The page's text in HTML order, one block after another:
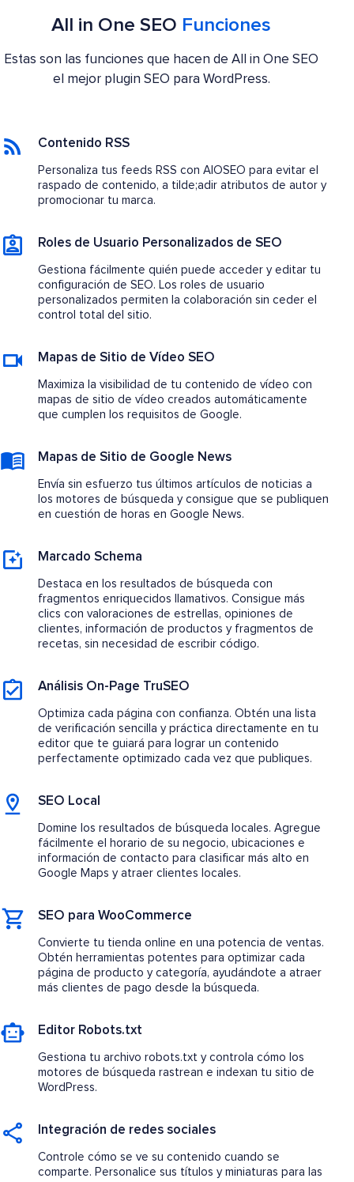
All in One SEO Funciones
Estas son las funciones que hacen de All in One SEO
el mejor plugin SEO para WordPress.
Contenido RSS
Personaliza tus feeds RSS con AIOSEO para evitar el
raspado de contenido, a tilde;adir atributos de autor y
promocionar tu marca.
Roles de Usuario Personalizados de SEO
Gestiona fácilmente quién puede acceder y editar tu
configuración de SEO. Los roles de usuario
personalizados permiten la colaboración sin ceder el
control total del sitio.
Mapas de Sitio de Vídeo SEO
Maximiza la visibilidad de tu contenido de vídeo con
mapas de sitio de vídeo creados automáticamente
que cumplen los requisitos de Google.
Mapas de Sitio de Google News
Envía sin esfuerzo tus últimos artículos de noticias a
los motores de búsqueda y consigue que se publiquen
en cuestión de horas en Google News.
Marcado Schema
Destaca en los resultados de búsqueda con
fragmentos enriquecidos llamativos. Consigue más
clics con valoraciones de estrellas, opiniones de
clientes, información de productos y fragmentos de
recetas, sin necesidad de escribir código.
Análisis On-Page TruSEO
Optimiza cada página con confianza. Obtén una lista
de verificación sencilla y práctica directamente en tu
editor que te guiará para lograr un contenido
perfectamente optimizado cada vez que publiques.
SEO Local
Domine los resultados de búsqueda locales. Agregue
fácilmente el horario de su negocio, ubicaciones e
información de contacto para clasificar más alto en
Google Maps y atraer clientes locales.
SEO para WooCommerce
Convierte tu tienda online en una potencia de ventas.
Obtén herramientas potentes para optimizar cada
página de producto y categoría, ayudándote a atraer
más clientes de pago desde la búsqueda.
Editor Robots.txt
Gestiona tu archivo robots.txt y controla cómo los
motores de búsqueda rastrean e indexan tu sitio de
WordPress.
Integración de redes sociales
Controle cómo se ve su contenido cuando se
comparte. Personalice sus títulos y miniaturas para las